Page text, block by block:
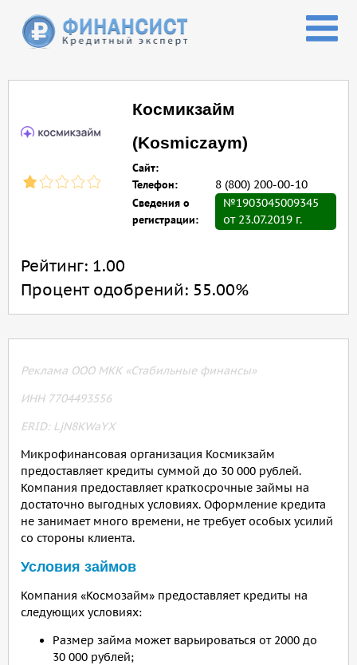
Космикзайм
(Kosmiczaym)
Сайт:
Телефон:
8 (800) 200-00-10
Сведения о
регистрации:
№1903045009345
от 23.07.2019 г.
Рейтинг: 1.00
Процент одобрений: 55.00%
Реклама ООО МКК «Стабильные финансы»
ИНН 7704493556
ERID: LjN8KWaYX
Микрофинансовая организация Космикзайм
предоставляет кредиты суммой до 30 000 рублей.
Компания предоставляет краткосрочные займы на
достаточно выгодных условиях. Оформление кредита
не занимает много времени, не требует особых усилий
со стороны клиента.
Условия займов
Компания «Космозайм» предоставляет кредиты на
следующих условиях:
Размер займа может варьироваться от 2000 до
30 000 рублей;